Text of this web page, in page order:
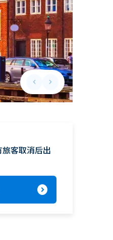
keyboard_arrow_leftPrevious slide
keyboard_arrow_rightNext slide
客取消后出
expand_circle_right